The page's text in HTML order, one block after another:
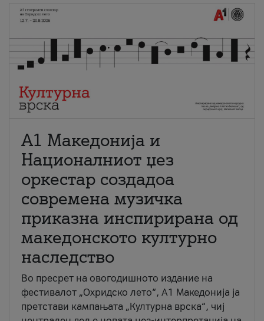
А1 Македонија и
Националниот џез
оркестар создадоа
современа музичка
приказна инспирирана од
македонското културно
наследство
Во пресрет на овогодишното издание на
фестивалот „Охридско лето“, А1 Македонија ја
претстави кампањата „Културна врска“, чиј